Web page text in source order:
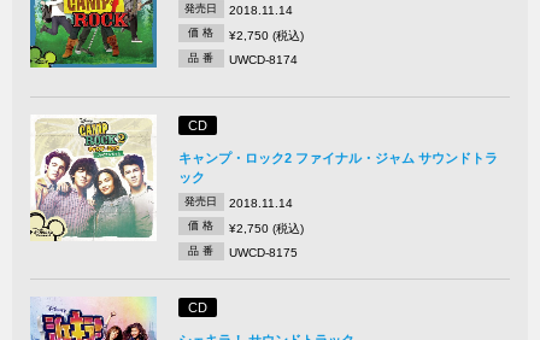
発売日 2018.11.14
価 格 ¥2,750 (税込)
品 番 UWCD-8174
CD
キャンプ・ロック2 ファイナル・ジャム サウンドトラ
ック
発売日 2018.11.14
価 格 ¥2,750 (税込)
品 番 UWCD-8175
CD